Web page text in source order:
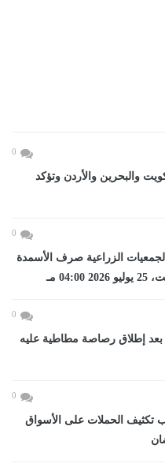
0
والبحرين والأردن وتؤكد
0
الزراعية صرف الأسمدة
مـ
0
بعد إطلاق رصاصة مطاطية عليه
0
تكثيف الحملات على الأسواق